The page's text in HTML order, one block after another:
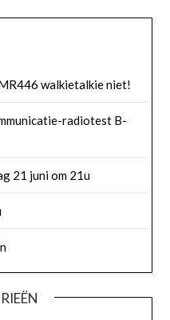
walkietalkie niet!
radiotest B-
21 juni om 21u